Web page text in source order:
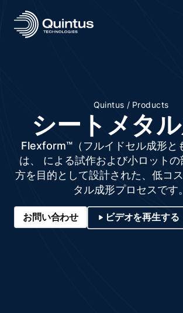
Quintus / Products
シートメタ
Flexform™（フルイドセル成形と
は、 による試作および小ロット
方を目的として設計された、低コ
タル成形プロセスです。
お問い合わせ ビデオを再生する